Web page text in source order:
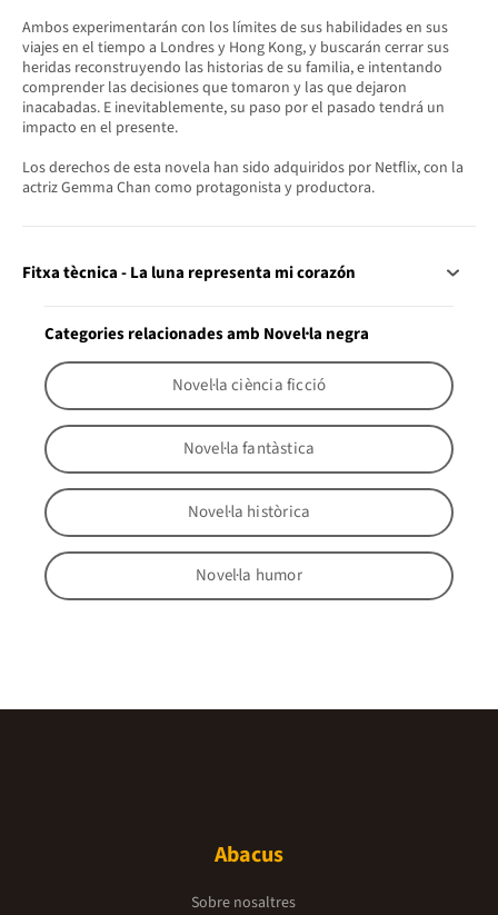
Ambos experimentarán con los límites de sus habilidades en sus
viajes en el tiempo a Londres y Hong Kong, y buscarán cerrar sus
heridas reconstruyendo las historias de su familia, e intentando
comprender las decisiones que tomaron y las que dejaron
inacabadas. E inevitablemente, su paso por el pasado tendrá un
impacto en el presente.
Los derechos de esta novela han sido adquiridos por Netflix, con la
actriz Gemma Chan como protagonista y productora.
Fitxa tècnica - La luna representa mi corazón
Categories relacionades amb Novel·la negra
Novel·la ciència ficció
Novel·la fantàstica
Novel·la històrica
Novel·la humor
Abacus
Sobre nosaltres